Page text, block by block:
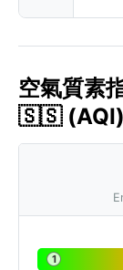
空氣質素
🇸🇸 (AQI)
1